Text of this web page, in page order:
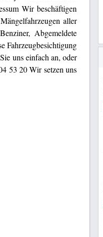
Wir beschäftigen
aller
Abgemeldete
Fahrzeugbesichtigung
uns einfach an, oder
53 20 Wir setzen uns